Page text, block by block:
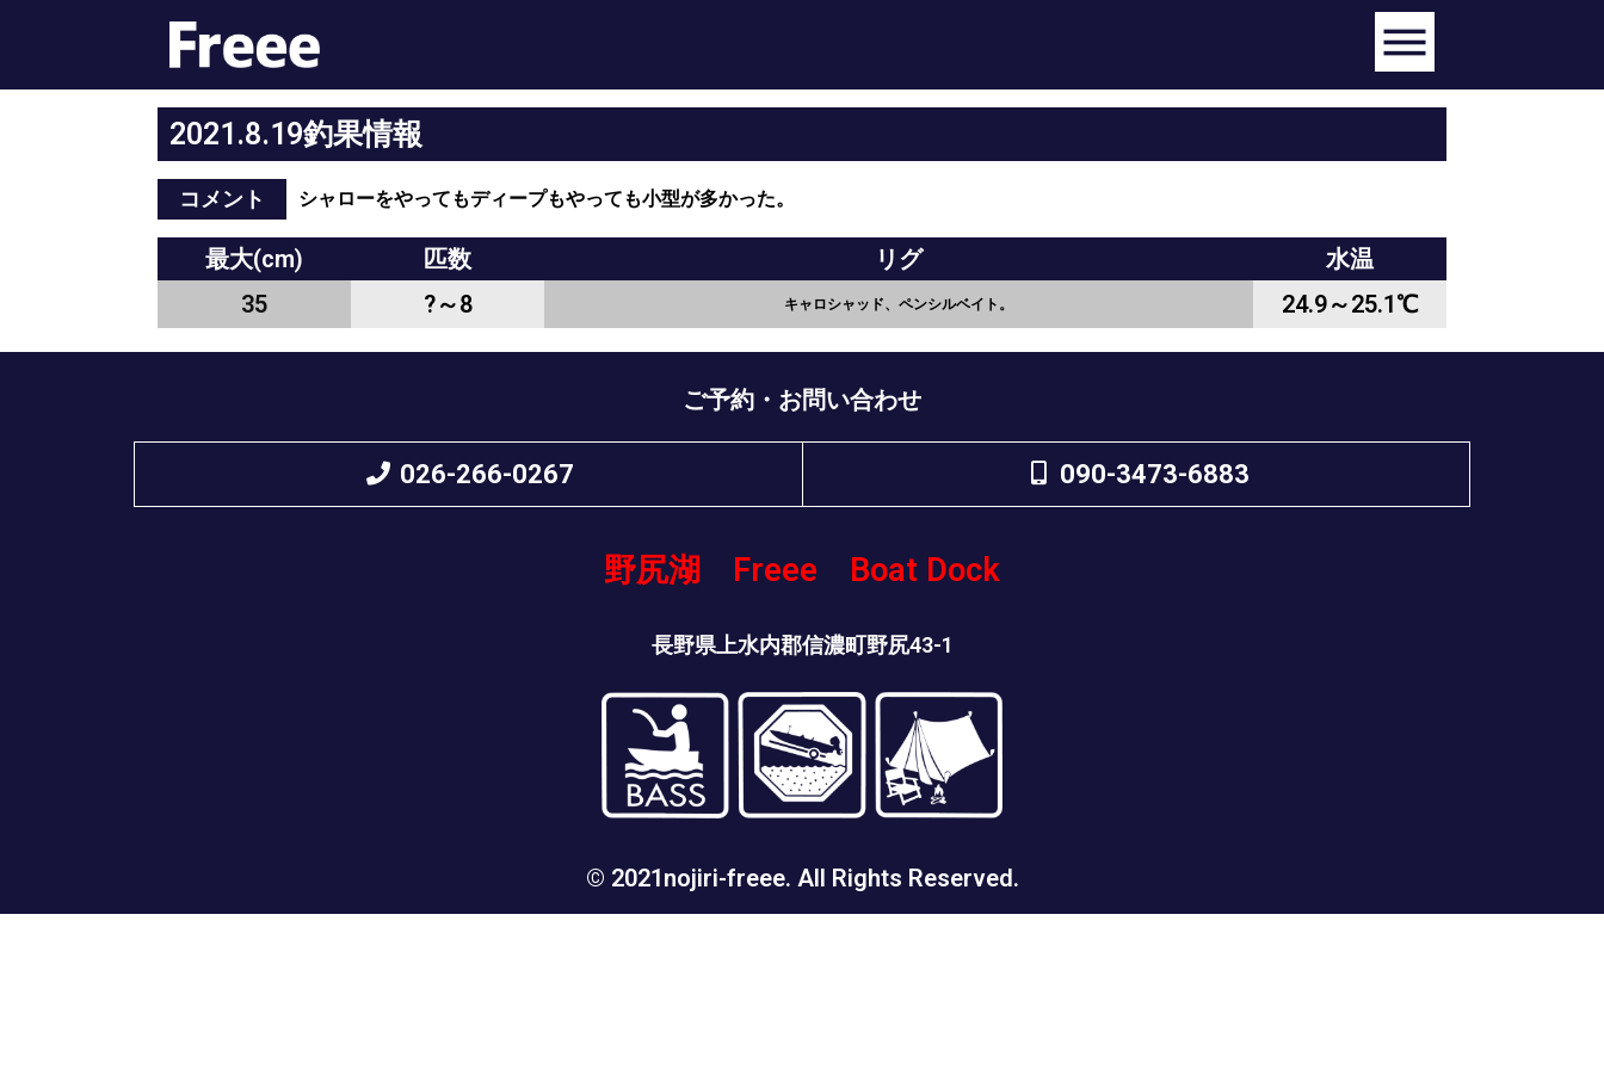
2021.8.19釣果情報
コメント シャローをやってもディープもやっても小型が多かった。
最大(cm)
35
匹数
?～8
リグ
キャロシャッド、ペンシルベイト。
水温
24.9～25.1℃
ご予約・お問い合わせ
026-266-0267 090-3473-6883
野尻湖 Freee Boat Dock
長野県上水内郡信濃町野尻43-1
© 2021nojiri-freee. All Rights Reserved.